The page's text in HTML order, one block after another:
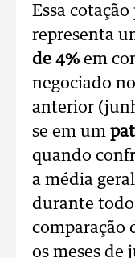
Essa
representa
de 4% em
negociado
anterior
se em um
quando
a média
durante todo
comparação
os meses de